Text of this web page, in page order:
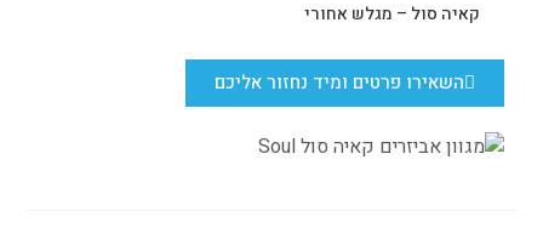
קאיה סול – מגלש אחורי
השאירו פרטים ומיד נחזור אליכם